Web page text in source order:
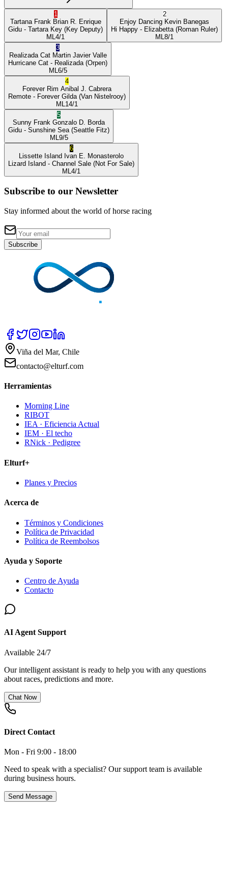
1
Tartana Frank Brian R. Enrique
Gidu - Tartara Key (Key Deputy)
ML 4/1
2
Enjoy Dancing Kevin Banegas
Hi Happy - Elizabetta (Roman Ruler)
ML 8/1
3
Realizada Cat Martin Javier Valle
Hurricane Cat - Realizada (Orpen)
ML 6/5
4
Forever Rim Anibal J. Cabrera
Remote - Forever Gilda (Van Nistelrooy)
ML 14/1
5
Sunny Frank Gonzalo D. Borda
Gidu - Sunshine Sea (Seattle Fitz)
ML 9/5
6
Lissette Island Ivan E. Monasterolo
Lizard Island - Channel Sale (Not For Sale)
ML 4/1
Subscribe to our Newsletter
Stay informed about the world of horse racing
Subscribe
Viña del Mar, Chile
contacto@elturf.com
Herramientas
Morning Line
RIBOT
IEA · Eficiencia Actual
IEM · El techo
RNick · Pedigree
Elturf+
Planes y Precios
Acerca de
Términos y Condiciones
Política de Privacidad
Política de Reembolsos
Ayuda y Soporte
Centro de Ayuda
Contacto
AI Agent Support
Available 24/7
Our intelligent assistant is ready to help you with any questions
about races, predictions and more.
Chat Now
Direct Contact
Mon - Fri 9:00 - 18:00
Need to speak with a specialist? Our support team is available
during business hours.
Send Message